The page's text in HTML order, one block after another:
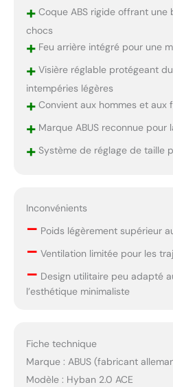
+Coque ABS rigide offrant une
chocs
+Feu arrière intégré pour une
+Visière réglable protégeant
intempéries légères
+Convient aux hommes et aux
+Marque ABUS reconnue pour
+Système de réglage de taille
Inconvénients
– Poids légèrement supérieur
– Ventilation limitée pour les
– Design utilitaire peu adapté
l’esthétique minimaliste
Fiche technique
Marque : ABUS (fabricant
Modèle : Hyban 2.0 ACE